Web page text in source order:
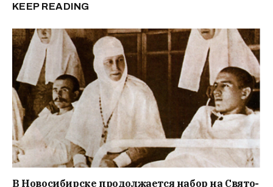
KEEP READING
В Новосибирске продолжается набор на Свято-